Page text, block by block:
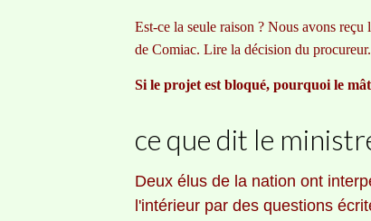
Est-ce la seule raison ? Nous avons
de Comiac. Lire la décision du procureur.
Si le projet est bloqué, pourquoi le mât
ce que dit le
Deux élus de la nation ont
l'intérieur par des questions